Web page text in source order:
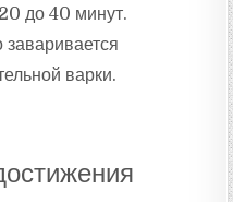
до 40 минут.
варки.